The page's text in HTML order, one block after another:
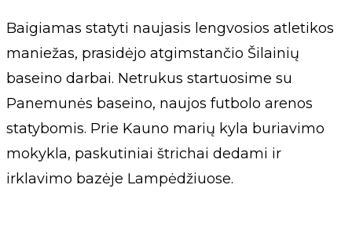
Baigiamas statyti naujasis lengvosios atletikos
maniežas, prasidėjo atgimstančio Šilainių
baseino darbai. Netrukus startuosime su
Panemunės baseino, naujos futbolo arenos
statybomis. Prie Kauno marių kyla buriavimo
mokykla, paskutiniai štrichai dedami ir
irklavimo bazėje Lampėdžiuose.